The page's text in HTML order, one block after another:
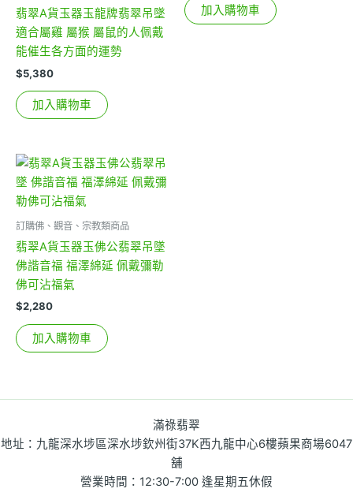
翡翠A貨玉器玉龍牌翡翠吊墜
適合屬雞 屬猴 屬鼠的人佩戴
能催生各方面的運勢
$5,380
加入購物車
加入購物車
訂購佛、觀音、宗教類商品
翡翠A貨玉器玉佛公翡翠吊墜
佛諧音福 福澤綿延 佩戴彌勒
佛可沾福氣
$2,280
加入購物車
滿祿翡翠
地址：九龍深水埗區深水埗欽州街37K西九龍中心6樓蘋果商場6047
舖
營業時間：12:30-7:00 逢星期五休假